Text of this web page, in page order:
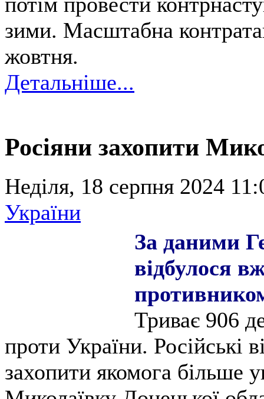
зими. Масштабна
жовтня.
Детальніше...
Росіяни захопити
Неділя, 18 серпня 2024
України
За даними
відбулося
Триває 906
проти України. Російські
захопити якомога більше